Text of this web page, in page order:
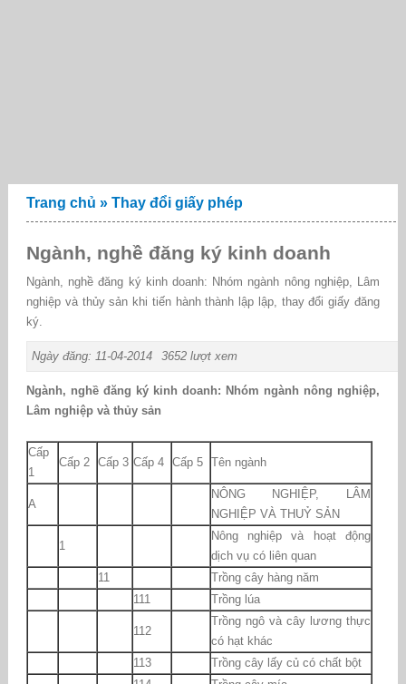
Ngành, nghề đăng ký kinh doanh
Ngành, nghề đăng ký kinh doanh: Nhóm ngành nông nghiệp, Lâm
nghiệp và thủy sản khi tiến hành thành lập lập, thay đổi giấy đăng
ký.
Ngày đăng: 11-04-2014 3652 lượt xem
Ngành, nghề đăng ký kinh doanh: Nhóm ngành nông nghiệp,
Lâm nghiệp và thủy sản
Cấp
1
Cấp 2 Cấp 3 Cấp 4 Cấp 5 Tên ngành
A
NÔNG NGHIỆP, LÂM
NGHIỆP VÀ THUỶ SẢN
1
Nông nghiệp và hoạt động
dịch vụ có liên quan
11
Trồng cây hàng năm
111
Trồng lúa
112
Trồng ngô và cây lương thực
có hạt khác
113
Trồng cây lấy củ có chất bột
Trang chủ » Thay đổi giấy phép